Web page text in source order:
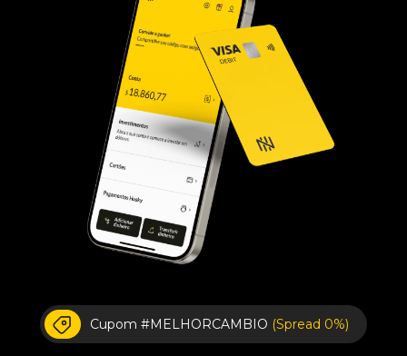
Cupom #MELHORCAMBIO (Spread 0%)